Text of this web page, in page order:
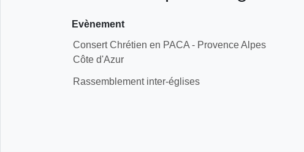
Evènement
Consert Chrétien en PACA - Provence Alpes
Côte d'Azur
Rassemblement inter-églises